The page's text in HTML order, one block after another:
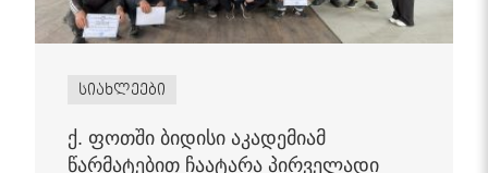
სიახლეები
ქ. ფოთში ბიდისი აკადემიამ
წარმატებით ჩაატარა პირველადი